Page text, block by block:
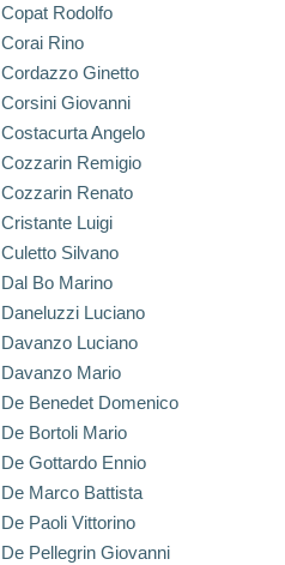
Copat Rodolfo
Corai Rino
Cordazzo Ginetto
Corsini Giovanni
Costacurta Angelo
Cozzarin Remigio
Cozzarin Renato
Cristante Luigi
Culetto Silvano
Dal Bo Marino
Daneluzzi Luciano
Davanzo Luciano
Davanzo Mario
De Benedet Domenico
De Bortoli Mario
De Gottardo Ennio
De Marco Battista
De Paoli Vittorino
De Pellegrin Giovanni